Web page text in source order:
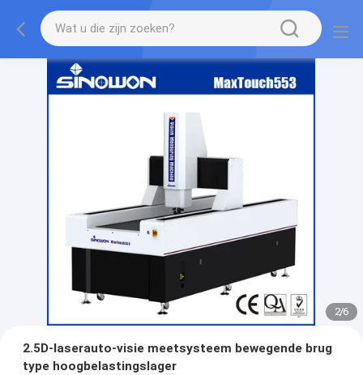
2/6
2.5D-laserauto-visie meetsysteem bewegende brug
type hoogbelastingslager